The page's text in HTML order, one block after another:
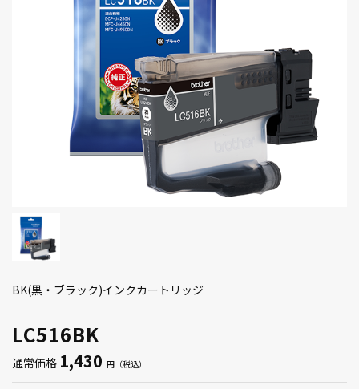
LC516BK
BK(黒・ブラック)インクカートリッジ
通常価格 1,430